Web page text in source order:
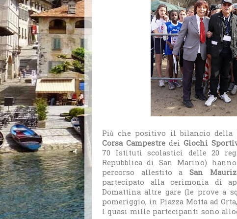
Più che positivo il bilancio della
Corsa Campestredei Giochi
70 Istituti scolastici delle 20
Repubblica di San Marino)
percorso allestito a San
partecipato alla cerimonia di
Domattina altre gare (le prove a
pomeriggio, in Piazza Motta ad
I quasi mille partecipanti sono